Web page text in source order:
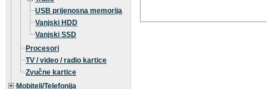
USB prijenosna memorija
Vanjski HDD
Vanjski SSD
Procesori
TV / video / radio kartice
Zvučne kartice
Mobiteli/Telefonija